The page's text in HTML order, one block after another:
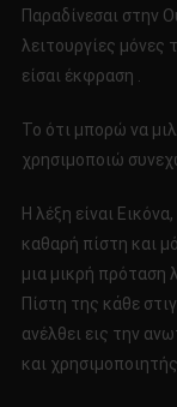
Παραδίνεσαι στην
λειτουργίες
είσαι έκφραση .
Το ότι μπορώ να
χρησιμοποιώ
Η λέξη είναι
καθαρή πίστη και
μια μικρή πρόταση
Πίστη της κάθε
ανέλθει εις την
και